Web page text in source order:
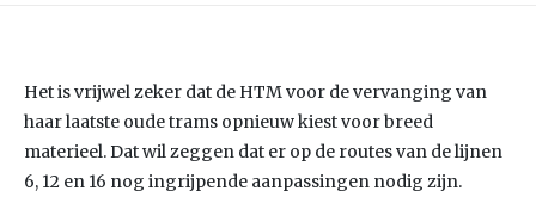
Het is vrijwel zeker dat de HTM voor de vervanging van
haar laatste oude trams opnieuw kiest voor breed
materieel. Dat wil zeggen dat er op de routes van de lijnen
6, 12 en 16 nog ingrijpende aanpassingen nodig zijn.